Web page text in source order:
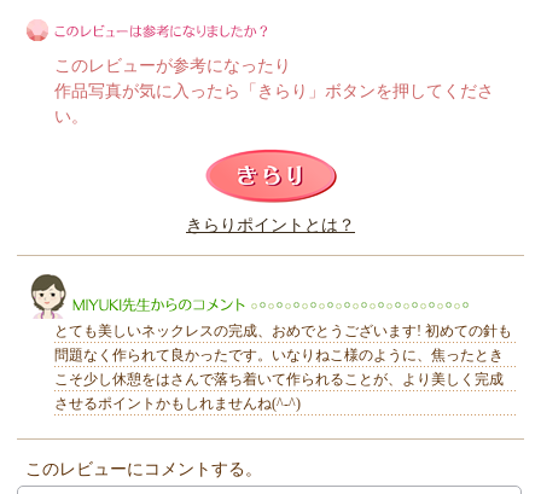
このレビューは参考になりましたか？
このレビューが参考になったり
作品写真が気に入ったら「きらり」ボタンを押してくださ
い。
きらりポイントとは？
とても美しいネックレスの完成、おめでとうございます! 初めての針も
問題なく作られて良かったです。いなりねこ様のように、焦ったとき
こそ少し休憩をはさんで落ち着いて作られることが、より美しく完成
させるポイントかもしれませんね(^-^)
このレビューにコメントする。